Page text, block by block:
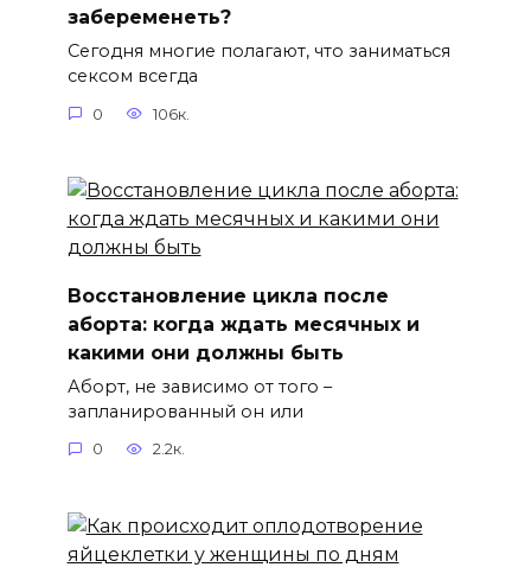
забеременеть?
Сегодня многие полагают, что заниматься
сексом всегда
0 106к.
Восстановление цикла после
аборта: когда ждать месячных и
какими они должны быть
Аборт, не зависимо от того –
запланированный он или
0 2.2к.